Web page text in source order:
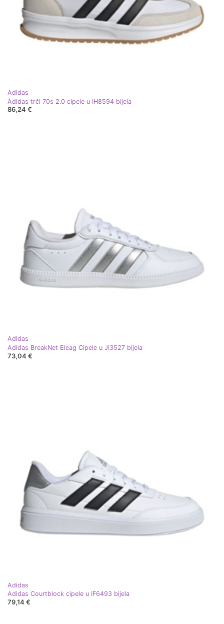
Adidas
Adidas trči 70s 2.0 cipele u IH8594 bijela
86,24 €
Adidas
Adidas BreakNet Eleag Cipele u JI3527 bijela
73,04 €
Adidas
Adidas Courtblock cipele u IF6493 bijela
79,14 €